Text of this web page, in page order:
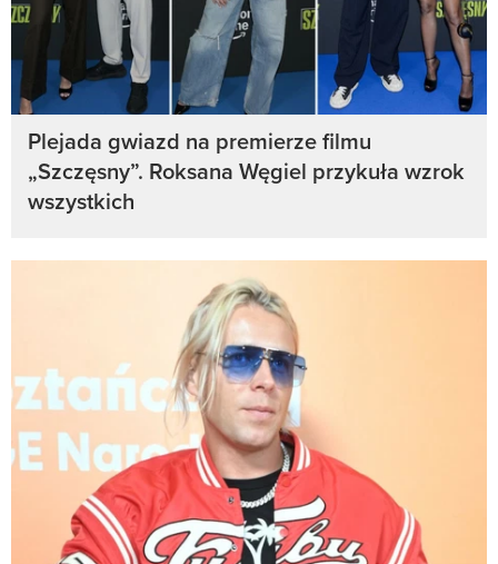
Plejada gwiazd na premierze filmu
„Szczęsny”. Roksana Węgiel przykuła wzrok
wszystkich